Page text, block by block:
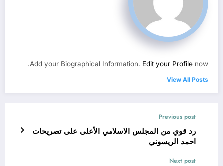
Add your Biographical Information. Edit your Profile now.
View All Posts
Previous post
رد قوي من المجلس الاسلامي الأعلى على تصريحات
احمد الريسوني
Next post